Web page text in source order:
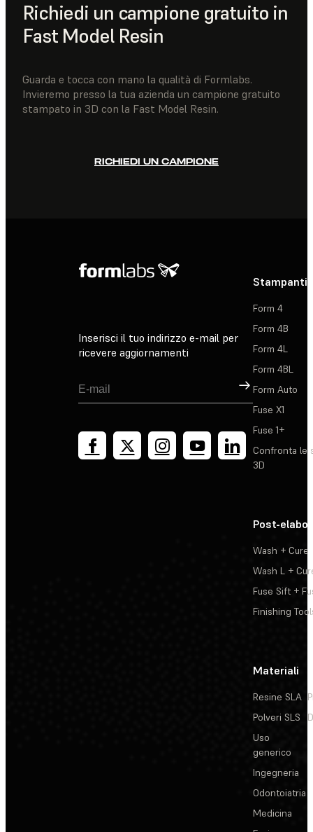
Richiedi un campione gratuito in
Fast Model Resin
Guarda e tocca con mano la qualità di Formlabs.
Invieremo presso la tua azienda un campione gratuito
stampato in 3D con la Fast Model Resin.
RICHIEDI UN CAMPIONE
Inserisci il tuo indirizzo e-mail per
ricevere aggiornamenti
Registrati
Stampanti
Form 4
Form 4B
Form 4L
Form 4BL
Form Auto
Fuse X1
Fuse 1+
Confronta le
3D
Post-
Wash + Cure
Wash L +
Fuse Sift +
Finishing
Materiali
Resine SLA
Polveri SLS
Uso
generico
Ingegneria
Odontoiatria
Medicina